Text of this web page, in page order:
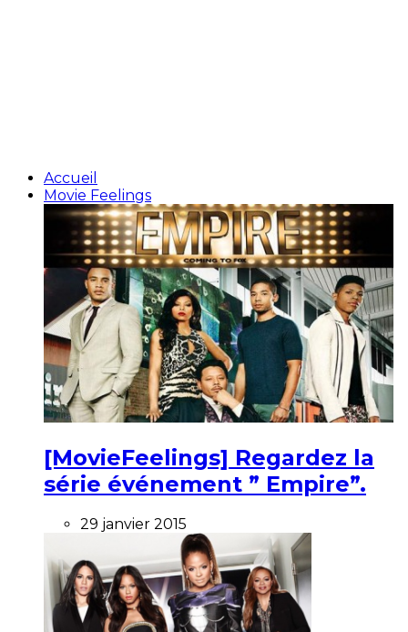
Accueil
Movie Feelings
[MovieFeelings] Regardez la
série événement ” Empire”.
29 janvier 2015